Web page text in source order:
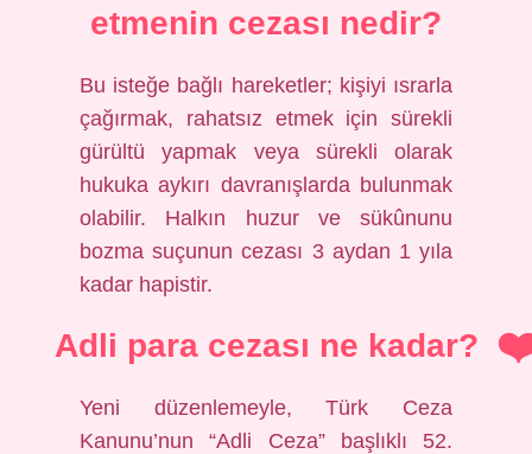
etmenin cezası nedir?
Bu isteğe bağlı hareketler; kişiyi ısrarla
çağırmak, rahatsız etmek için sürekli
gürültü yapmak veya sürekli olarak
hukuka aykırı davranışlarda bulunmak
olabilir. Halkın huzur ve sükûnunu
bozma suçunun cezası 3 aydan 1 yıla
kadar hapistir.
Adli para cezası ne kadar?
Yeni düzenlemeyle, Türk Ceza
Kanunu’nun “Adli Ceza” başlıklı 52.